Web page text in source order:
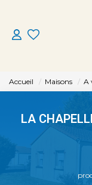
Accueil Maisons A
LA